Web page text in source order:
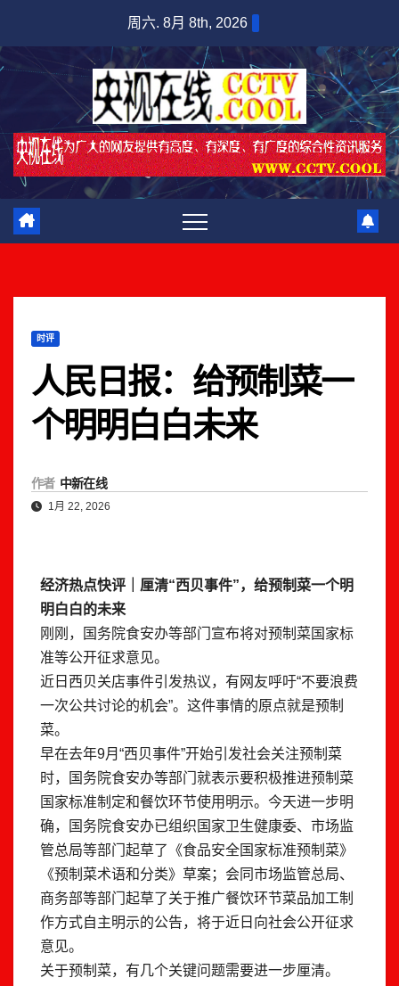
内
周六. 8月 8th, 2026
时评
人民日报：给预制菜一
个明明白白未来
作者 中新在线
1月 22, 2026
经济热点快评｜厘清“西贝事件”，给预制菜一个明
明白白的未来
刚刚，国务院食安办等部门宣布将对预制菜国家标
准等公开征求意见。
近日西贝关店事件引发热议，有网友呼吁“不要浪费
一次公共讨论的机会”。这件事情的原点就是预制
菜。
早在去年9月“西贝事件”开始引发社会关注预制菜
时，国务院食安办等部门就表示要积极推进预制菜
国家标准制定和餐饮环节使用明示。今天进一步明
确，国务院食安办已组织国家卫生健康委、市场监
管总局等部门起草了《食品安全国家标准预制菜》
《预制菜术语和分类》草案；会同市场监管总局、
商务部等部门起草了关于推广餐饮环节菜品加工制
作方式自主明示的公告，将于近日向社会公开征求
意见。
关于预制菜，有几个关键问题需要进一步厘清。